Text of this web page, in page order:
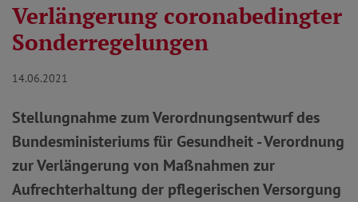
Verlängerung coronabedingter
Sonderregelungen
14.06.2021
Stellungnahme zum Verordnungsentwurf des
Bundesministeriums für Gesundheit - Verordnung
zur Verlängerung von Maßnahmen zur
Aufrechterhaltung der pflegerischen Versorgung